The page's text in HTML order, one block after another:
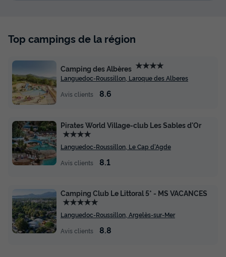
Top campings de la région
Camping des Albères ★★★★
Languedoc-Roussillon, Laroque des Alberes
Avis clients
8.6
Pirates World Village-club Les Sables d'Or
★★★★
Languedoc-Roussillon, Le Cap d'Agde
Avis clients
8.1
Camping Club Le Littoral 5* - MS VACANCES
★★★★★
Languedoc-Roussillon, Argelès-sur-Mer
Avis clients
8.8